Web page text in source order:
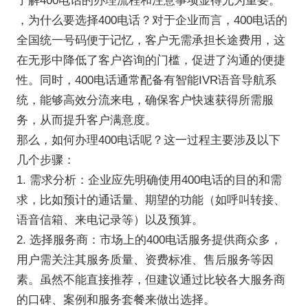
，为什么要选择400电话？对于企业而言，400电话的
全国统一号码便于记忆，客户无需承担长途费用，这
在无形中降低了客户咨询的门槛，促进了沟通的便捷
性。同时，400电话通常配备有智能IVR语音导航系
统，能够高效分流来电，确保客户快速获得所需服
务，从而提升客户满意度。
那么，如何办理400电话呢？这一过程主要涉及以下
几个步骤：
1. 需求分析：企业应先明确使用400电话的目的和需
求，比如预计的通话量、期望的功能（如呼叫转接、
语音信箱、来电记录等）以及预算。
2. 选择服务商：市场上的400电话服务提供商众多，
用户需关注其服务质量、资费标准、售后服务等因
素。虽然不能直接推荐，但建议通过比较各大服务商
的口碑、案例和服务套餐来做出选择。